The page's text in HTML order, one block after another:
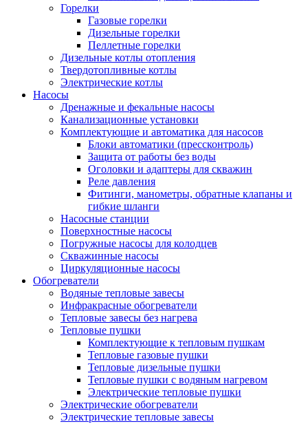
Горелки
Газовые горелки
Дизельные горелки
Пеллетные горелки
Дизельные котлы отопления
Твердотопливные котлы
Электрические котлы
Насосы
Дренажные и фекальные насосы
Канализационные установки
Комплектующие и автоматика для насосов
Блоки автоматики (прессконтроль)
Защита от работы без воды
Оголовки и адаптеры для скважин
Реле давления
Фитинги, манометры, обратные клапаны и
гибкие шланги
Насосные станции
Поверхностные насосы
Погружные насосы для колодцев
Скважинные насосы
Циркуляционные насосы
Обогреватели
Водяные тепловые завесы
Инфракрасные обогреватели
Тепловые завесы без нагрева
Тепловые пушки
Комплектующие к тепловым пушкам
Тепловые газовые пушки
Тепловые дизельные пушки
Тепловые пушки с водяным нагревом
Электрические тепловые пушки
Электрические обогреватели
Электрические тепловые завесы